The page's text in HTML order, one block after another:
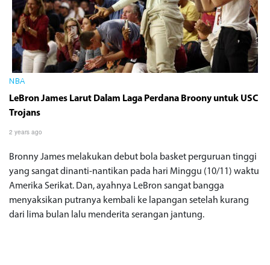
NBA
LeBron James Larut Dalam Laga Perdana Broony untuk USC
Trojans
2 years ago
Bronny James melakukan debut bola basket perguruan tinggi
yang sangat dinanti-nantikan pada hari Minggu (10/11) waktu
Amerika Serikat. Dan, ayahnya LeBron sangat bangga
menyaksikan putranya kembali ke lapangan setelah kurang
dari lima bulan lalu menderita serangan jantung.